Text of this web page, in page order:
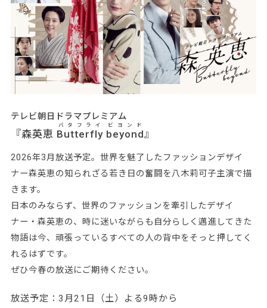
テレビ朝日ドラマプレミアム
『森英恵 Butterfly
バタフライ
beyond
ビヨンド
』
2026年3月放送予定。世界を魅了したファッションデザイ
ナー森英恵の知られざる若き日の奮闘を八木莉可子主演で描
きます。
日本のみならず、世界のファッションを牽引したデザイ
ナー・森英恵の、時に迷いながらも自分らしく邁進してきた
物語は今、頑張っているすべての人の背中をそっと押してく
れるはずです。
ぜひ今春の放送にご期待ください。
放送予定：3月21日（土）よる9時から